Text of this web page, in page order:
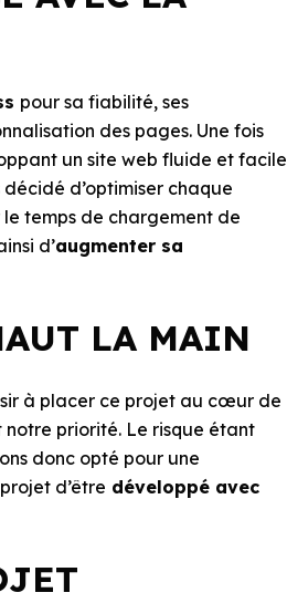
pour sa fiabilité, ses
des pages. Une fois
un site web fluide et facile
d’optimiser chaque
temps de chargement de
d’augmenter sa
LA MAIN
à placer ce projet au cœur de
notre priorité. Le risque étant
donc opté pour une
d’être développé avec